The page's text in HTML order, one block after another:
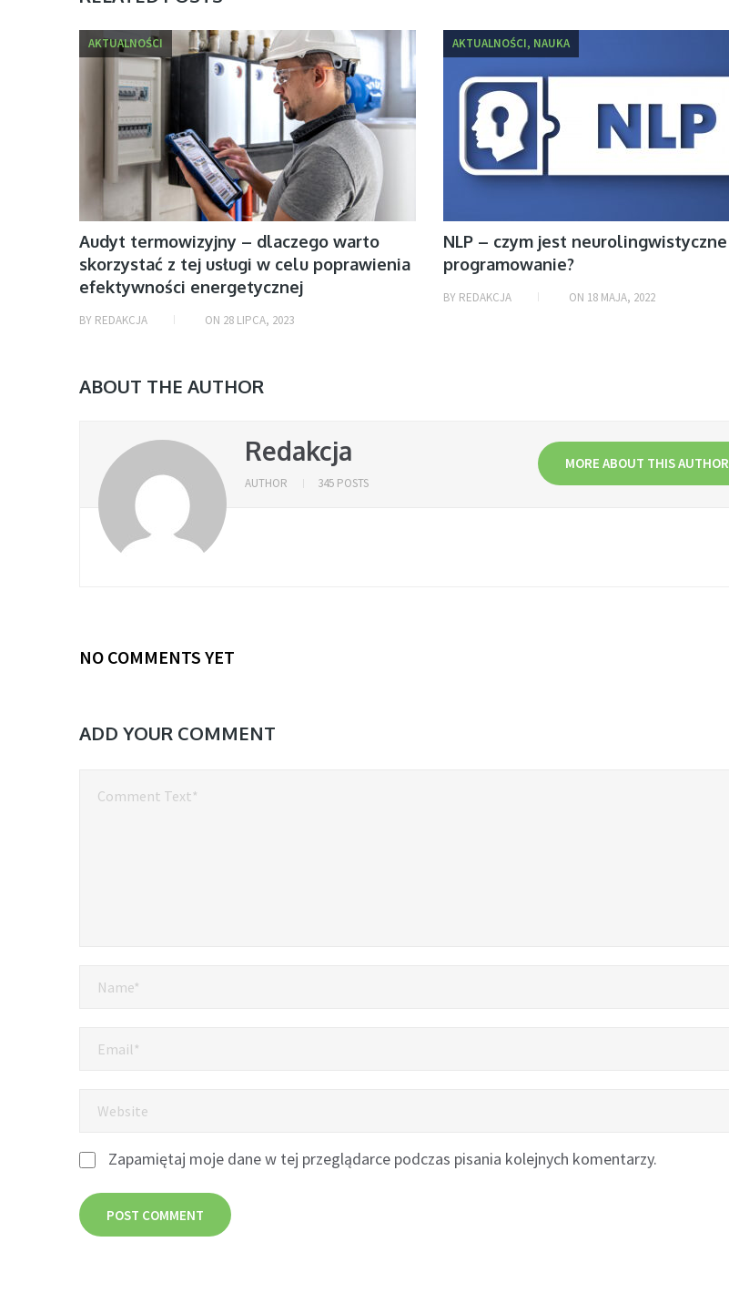
AKTUALNOŚCI
Audyt termowizyjny – dlaczego warto
skorzystać z tej usługi w celu poprawienia
efektywności energetycznej
BY REDAKCJA ON 28 LIPCA, 2023
AKTUALNOŚCI, NAUKA
NLP – czym jest neurolingwistyczne
programowanie?
BY REDAKCJA ON 18 MAJA, 2022
ABOUT THE AUTHOR
Redakcja MORE ABOUT THIS AUTHOR
AUTHOR 345 POSTS
NO COMMENTS YET
ADD YOUR COMMENT
Zapamiętaj moje dane w tej przeglądarce podczas pisania kolejnych komentarzy.